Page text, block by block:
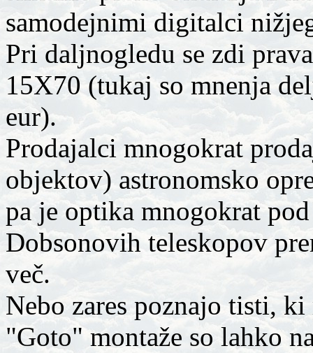
samodejnimi digitalci
Pri daljnogledu se zdi
15X70 (tukaj so mnenja
eur).
Prodajalci mnogokrat
objektov) astronomsko
pa je optika mnogokrat
Dobsonovih teleskopov
več.
Nebo zares poznajo tisti,
"Goto" montaže so lahko